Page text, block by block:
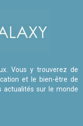
Vous y trouverez de
et le bien-être de
actualités sur le monde